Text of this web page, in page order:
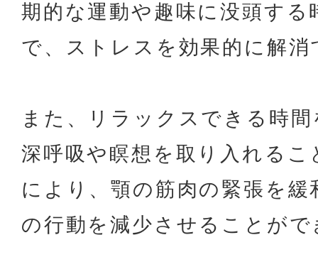
期的な運動や趣味に没頭す
で、ストレスを効果的に解消
また、リラックスできる時
深呼吸や瞑想を取り入れる
により、顎の筋肉の緊張を
の行動を減少させることが